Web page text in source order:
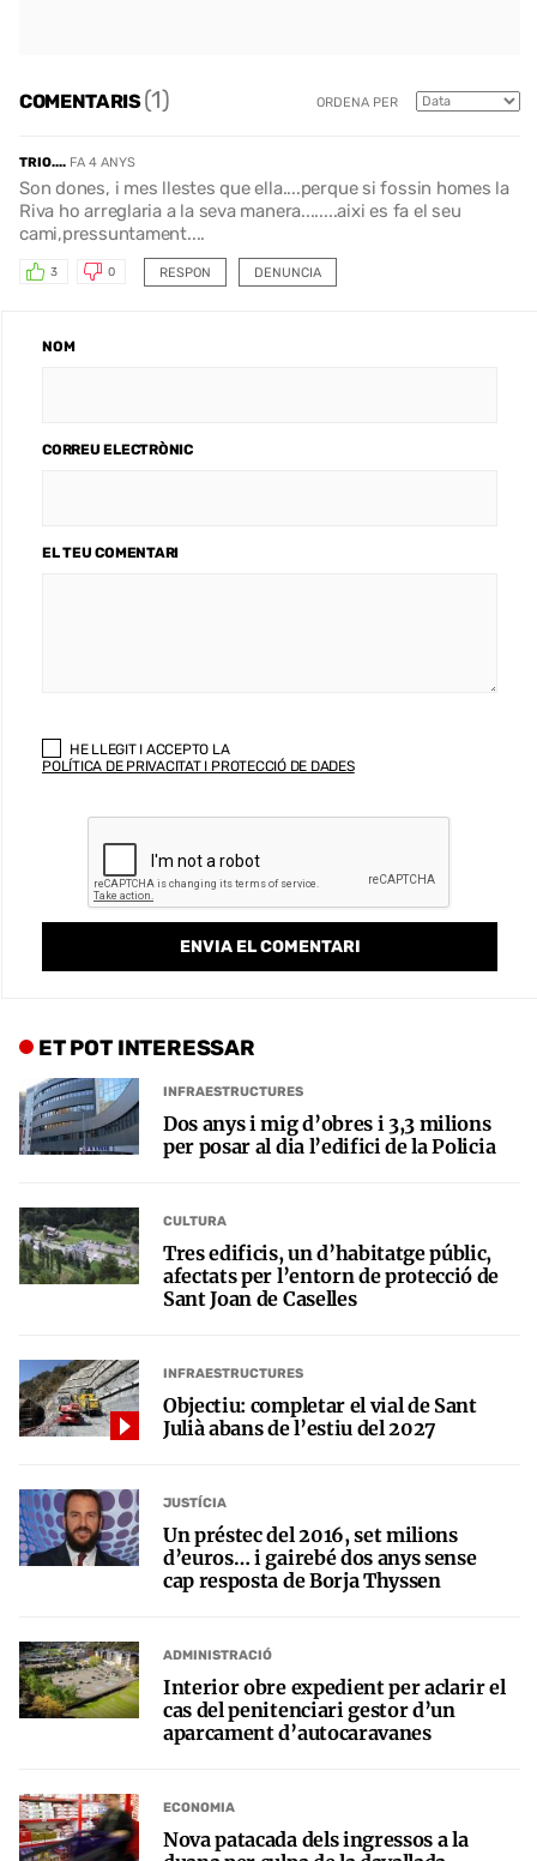
COMENTARIS(1) ORDENA PER
TRIO.... FA 4 ANYS
Son dones, i mes llestes que ella....perque si fossin homes la
Riva ho arreglaria a la seva manera........aixi es fa el seu
cami,pressuntament....
RESPON
3 0 DENUNCIA
NOM
CORREU ELECTRÒNIC
EL TEU COMENTARI
HE LLEGIT I ACCEPTO LA
POLÍTICA DE PRIVACITAT I PROTECCIÓ DE DADES
ET POT INTERESSAR
INFRAESTRUCTURES
Dos anys i mig d’obres i 3,3 milions
per posar al dia l’edifici de la Policia
CULTURA
Tres edificis, un d’habitatge públic,
afectats per l’entorn de protecció de
Sant Joan de Caselles
INFRAESTRUCTURES
Objectiu: completar el vial de Sant
Julià abans de l’estiu del 2027
JUSTÍCIA
Un préstec del 2016, set milions
d’euros… i gairebé dos anys sense
cap resposta de Borja Thyssen
ADMINISTRACIÓ
Interior obre expedient per aclarir el
cas del penitenciari gestor d’un
aparcament d’autocaravanes
ECONOMIA
Nova patacada dels ingressos a la